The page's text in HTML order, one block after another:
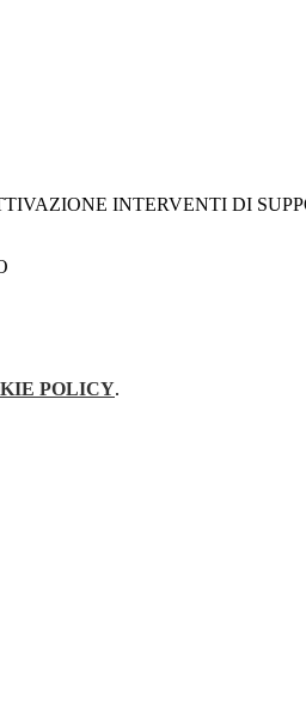
INTERVENTI DI
POLICY.